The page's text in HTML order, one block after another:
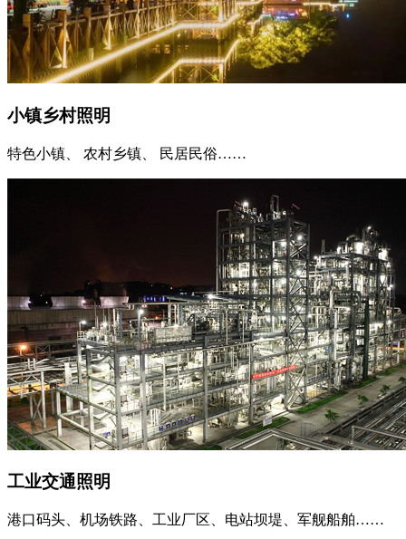
小镇乡村照明
特色小镇、 农村乡镇、 民居民俗……
工业交通照明
港口码头、机场铁路、工业厂区、电站坝堤、军舰船舶……